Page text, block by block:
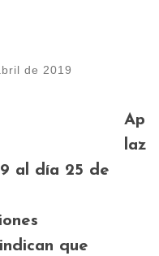
de 2019
Ap
laz
al día 25 de
que